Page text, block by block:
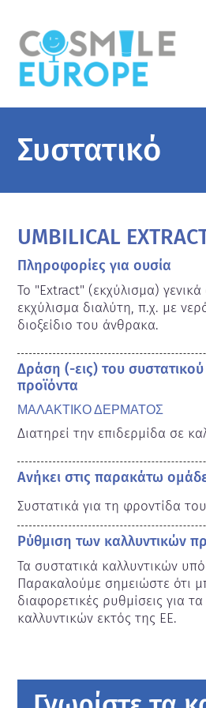
Συστατικό
UMBILICAL
Πληροφορίες για ουσία
Το "Extract" (εκχύλισμα)
εκχύλισμα διαλύτη, π.χ. με
διοξείδιο του άνθρακα.
Δράση (-εις) του
προϊόντα
ΜΑΛΑΚΤΙΚΟ ΔΕΡΜΑΤΟΣ
Διατηρεί την επιδερμίδα σε
Ανήκει στις παρακάτω
Συστατικά για τη φροντίδα
Ρύθμιση των καλλυντικών
Τα συστατικά καλλυντικών
Παρακαλούμε σημειώστε ότι
διαφορετικές ρυθμίσεις για
καλλυντικών εκτός της ΕΕ.